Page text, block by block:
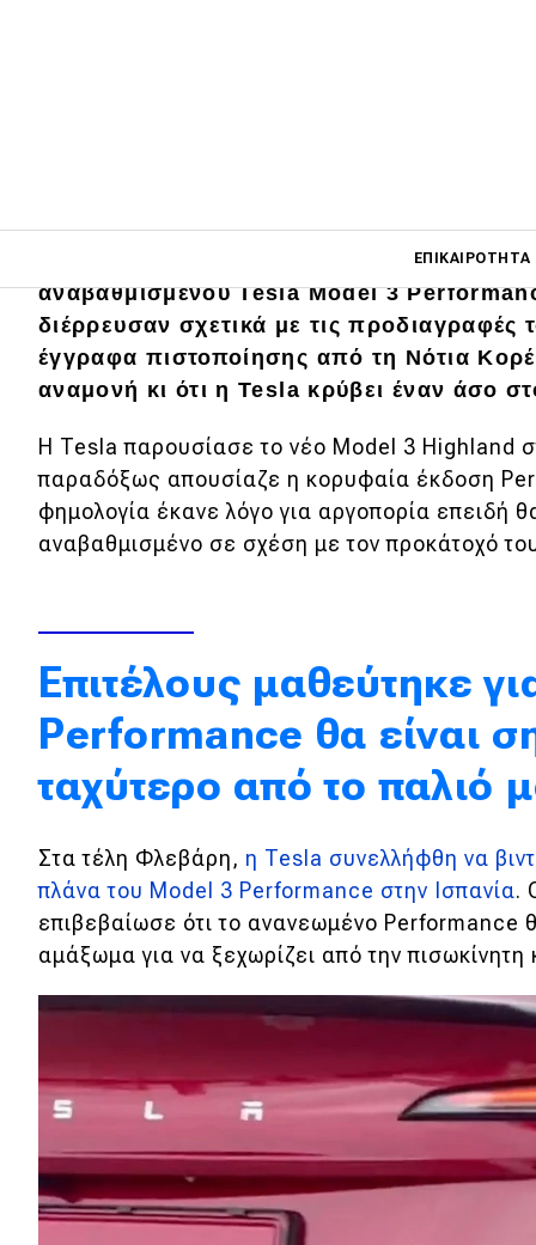
ΕΠΙΚΑΙΡΌΤΗΤΑ
Main navigation
Επικαιρότητα
Νέα μοντέλα
Πρωτότυπα
Ελλάδα
Ασφάλεια
Αγορά
Απόψεις
Test Drive
Δοκιμή
Αποστολή
Αγώνες
Formula 1
WRC
Motorsport
Ενώ περιμένουμε την επίσημη
αναβαθμισμένου Tesla Model 3
διέρρευσαν σχετικά με τις προδιαγραφές
έγγραφα πιστοποίησης από τη Νότια
αναμονή κι ότι η Tesla κρύβει έναν άσο
Η Tesla παρουσίασε το νέο Model 3 Highland
παραδόξως απουσίαζε η κορυφαία έκδοση
φημολογία έκανε λόγο για αργοπορία επειδή
αναβαθμισμένο σε σχέση με τον προκάτοχό
Επιτέλους μαθεύτηκε
Performance θα είναι
ταχύτερο από το παλιό
Στα τέλη Φλεβάρη, η Tesla συνελλήφθη να
πλάνα του Model 3 Performance στην Ισπανία.
επιβεβαίωσε ότι το ανανεωμένο Performance
αμάξωμα για να ξεχωρίζει από την